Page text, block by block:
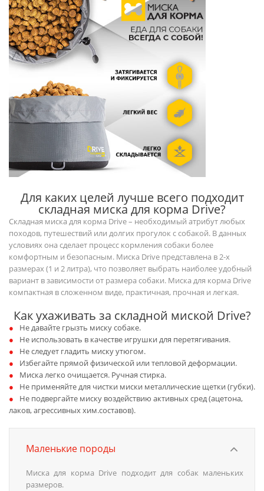
Для каких целей лучше всего подходит
складная миска для корма Drive?
Складная миска для корма Drive – необходимый атрибут любых
походов, путешествий или долгих прогулок с собакой. В данных
условиях она сделает процесс кормления собаки более
комфортным и безопасным. Миска Drive представлена в 2-х
размерах (1 и 2 литра), что позволяет выбрать наиболее удобный
вариант в зависимости от размера собаки. Миска для корма Drive
компактная в сложенном виде, практичная, прочная и легкая.
Как ухаживать за складной миской Drive?
Не давайте грызть миску собаке.
Не использовать в качестве игрушки для перетягивания.
Не следует гладить миску утюгом.
Избегайте прямой физической или тепловой деформации.
Миска легко очищается. Ручная стирка.
Не применяйте для чистки миски металлические щетки (губки).
Не подвергайте миску воздействию активных сред (ацетона,
лаков, агрессивных хим.составов).
Маленькие породы
Миска для корма Drive подходит для собак маленьких
размеров.